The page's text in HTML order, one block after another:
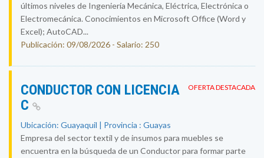
últimos niveles de Ingeniería Mecánica, Eléctrica, Electrónica o
Electromecánica. Conocimientos en Microsoft Office (Word y
Excel); AutoCAD...
Publicación: 09/08/2026 - Salario: 250
OFERTA DESTACADA
CONDUCTOR CON LICENCIA
C
Ubicación: Guayaquil | Provincia : Guayas
Empresa del sector textil y de insumos para muebles se
encuentra en la búsqueda de un Conductor para formar parte